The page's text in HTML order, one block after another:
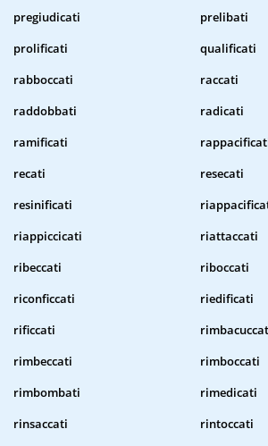
pregiudicati
prelibati
prolificati
qualificati
rabboccati
raccati
raddobbati
radicati
ramificati
recati
resecati
resinificati
riappiccicati
riattaccati
ribeccati
riboccati
riconficcati
riedificati
rificcati
rimbeccati
rimboccati
rimbombati
rimedicati
rinsaccati
rintoccati